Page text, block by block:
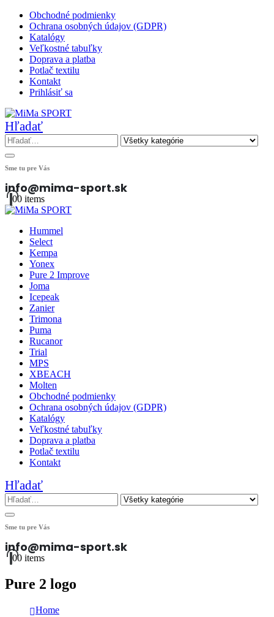
Obchodné podmienky
Ochrana osobných údajov (GDPR)
Katalógy
Veľkostné tabuľky
Doprava a platba
Potlač textilu
Kontakt
Prihlásiť sa
Hľadať
Sme tu pre Vás
info@mima-sport.sk
00 items
Hummel
Select
Kempa
Yonex
Pure 2 Improve
Joma
Icepeak
Zanier
Trimona
Puma
Rucanor
Trial
MPS
XBEACH
Molten
Obchodné podmienky
Ochrana osobných údajov (GDPR)
Katalógy
Veľkostné tabuľky
Doprava a platba
Potlač textilu
Kontakt
Hľadať
Sme tu pre Vás
info@mima-sport.sk
00 items
Pure 2 logo
Home